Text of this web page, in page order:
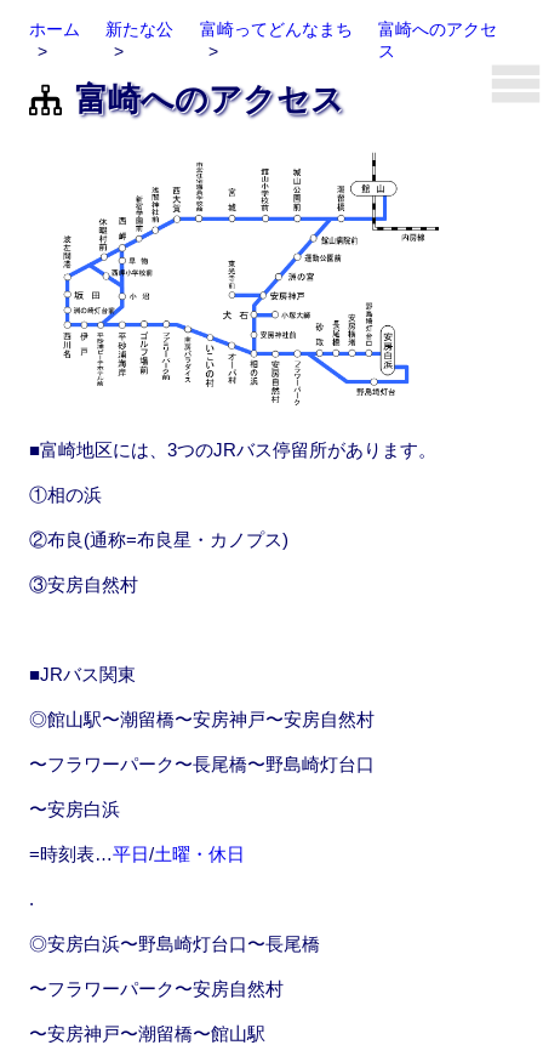
ホーム 新たな公 富崎ってどんなまち
富崎へのアクセ
ス
富崎へのアクセス
■富崎地区には、3つのJRバス停留所があります。
①相の浜
②布良(通称=布良星・カノプス)
③安房自然村
■JRバス関東
◎館山駅〜潮留橋〜安房神戸〜安房自然村
〜フラワーパーク〜長尾橋〜野島崎灯台口
〜安房白浜
=時刻表…平日/土曜・休日
.
◎安房白浜〜野島崎灯台口〜長尾橋
〜フラワーパーク〜安房自然村
〜安房神戸〜潮留橋〜館山駅